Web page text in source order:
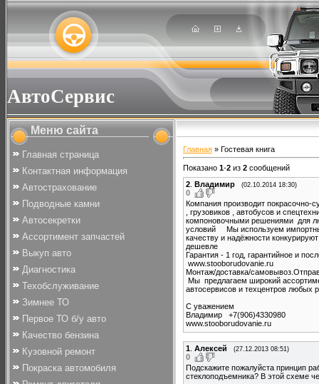
АвтоСервис
Меню сайта
Главная страница
Контактная информация
Автострахование
Подводные камни
Автосекретки
Ассортимент запчастей
Выкуп авто
Диагностика
Техобслуживание
Зимнее ТО
Первое ТО б/у авто
Качество бензина
Кузовной ремонт
Покраска автомобиля
Главная » Гостевая книга
Показано 1-2 из 2 сообщений
2 Владимир (02.10.2014 18:30)
0
Компания производит
, грузовиков , автобусов и
компоновочными решениями для
условий Мы используем
качеству и надёжности
дешевле
Гарантия - 1 год, гарантийное и
www.stooborudovanie.ru
Монтаж/доставка/
Мы предлагаем широкий
автосервисов и техцентров любых
С уважением
Владимир +7(906)4330980
www.stooborudovanie.ru
1 Алексей (27.12.2013 08:51)
0
Подскажите пожалуйста принцип
стеклоподъемника? В этой схеме